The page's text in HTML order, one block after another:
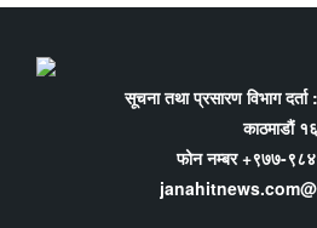
सूचना तथा प्रसारण विभाग
काठमाडौं १६
फोन नम्बर +९७७-